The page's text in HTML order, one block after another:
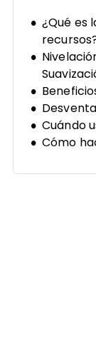
¿Qué es
Cuándo
Cómo